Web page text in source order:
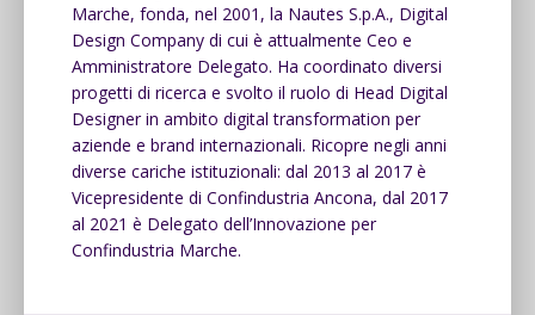
Marche, fonda, nel 2001, la Nautes S.p.A., Digital
Design Company di cui è attualmente Ceo e
Amministratore Delegato. Ha coordinato diversi
progetti di ricerca e svolto il ruolo di Head Digital
Designer in ambito digital transformation per
aziende e brand internazionali. Ricopre negli anni
diverse cariche istituzionali: dal 2013 al 2017 è
Vicepresidente di Confindustria Ancona, dal 2017
al 2021 è Delegato dell’Innovazione per
Confindustria Marche.